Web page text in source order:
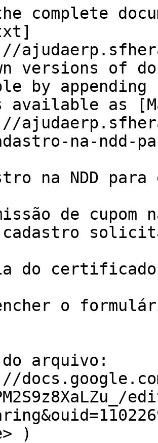
complete
versions of
by
available as
na-ndd-
na NDD
de
cadastro
do
o
arquivo:
)